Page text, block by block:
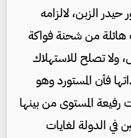
حيدر الزبن، لالزامه
هائلة من شحنة فواكة
ولا تصلح للاستهلاك
فأن المستورد وهو
المستوى من بينها
في الدولة لغايات